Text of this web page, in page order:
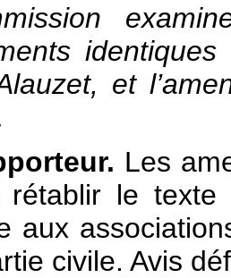
et
Les
le texte
aux
civile. Avis